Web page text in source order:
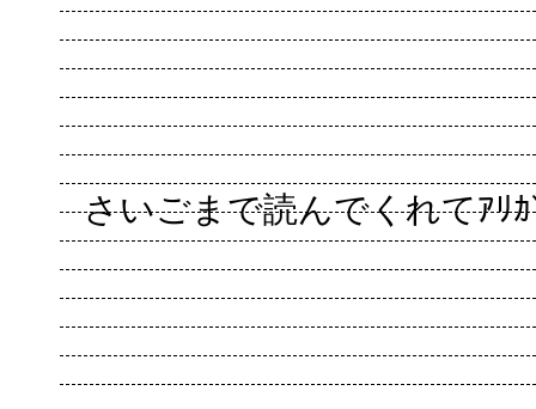
さいごまで読んでくれてｱﾘ